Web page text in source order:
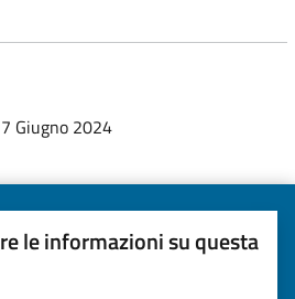
Giugno 2024
le informazioni su questa